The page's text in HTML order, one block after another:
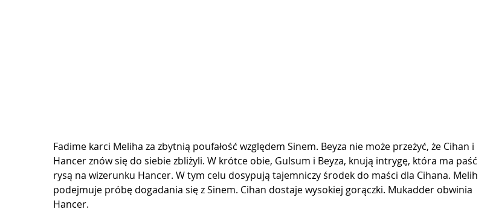
Fadime karci Meliha za zbytnią poufałość względem Sinem. Beyza nie może przeżyć, że Cihan i
Hancer znów się do siebie zbliżyli. W krótce obie, Gulsum i Beyza, knują intrygę, która ma paść
rysą na wizerunku Hancer. W tym celu dosypują tajemniczy środek do maści dla Cihana. Melih
podejmuje próbę dogadania się z Sinem. Cihan dostaje wysokiej gorączki. Mukadder obwinia
Hancer.